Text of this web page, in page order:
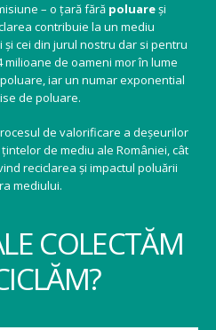
– o țară fără poluareși
contribuie la un mediu
cei din jurul nostru dar si pentru
milioane de oameni mor în lume
iar un numar exponential
de poluare.
de valorificare a deșeurilor
de mediu ale României, cât
reciclarea și impactul poluării
mediului.
COLECTĂM